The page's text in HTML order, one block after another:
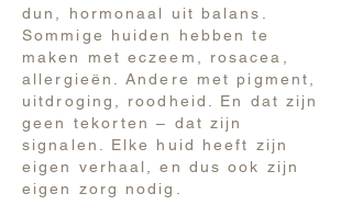
dun, hormonaal uit balans.
Sommige huiden hebben te
maken met eczeem, rosacea,
allergieën. Andere met pigment,
uitdroging, roodheid. En dat zijn
geen tekorten – dat zijn
signalen. Elke huid heeft zijn
eigen verhaal, en dus ook zijn
eigen zorg nodig.